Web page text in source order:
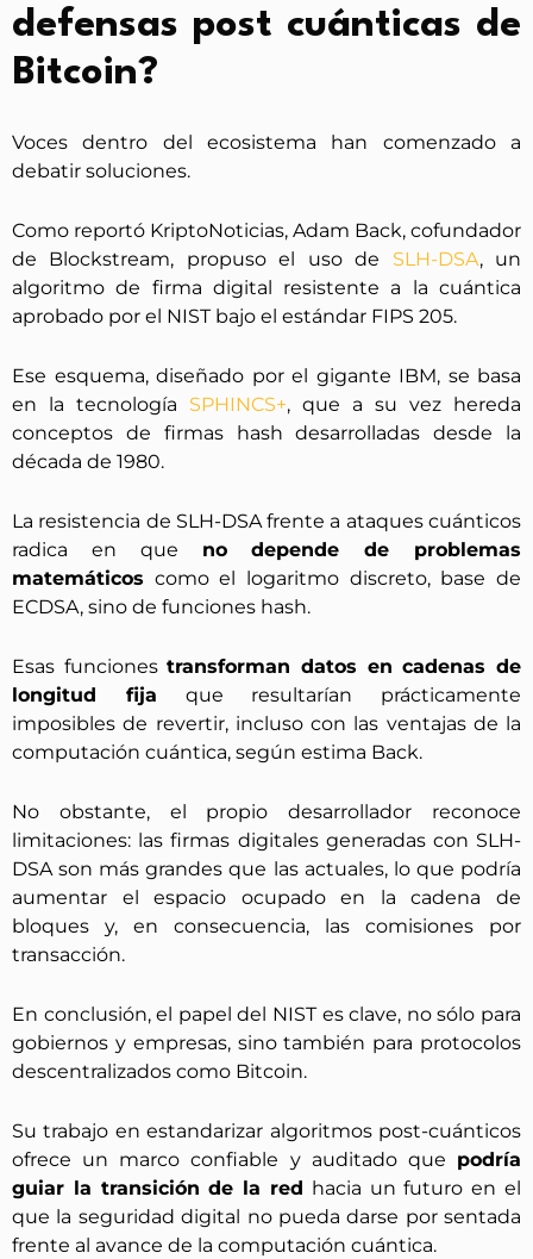
defensas post cuánticas de
Bitcoin?
Voces dentro del ecosistema han comenzado a
debatir soluciones.
Como reportó KriptoNoticias, Adam Back, cofundador
de Blockstream, propuso el uso de SLH-DSA, un
algoritmo de firma digital resistente a la cuántica
aprobado por el NIST bajo el estándar FIPS 205.
Ese esquema, diseñado por el gigante IBM, se basa
en la tecnología SPHINCS+, que a su vez hereda
conceptos de firmas hash desarrolladas desde la
década de 1980.
La resistencia de SLH-DSA frente a ataques cuánticos
radica en que no depende de problemas
matemáticos como el logaritmo discreto, base de
ECDSA, sino de funciones hash.
Esas funcionestransforman datos en cadenas de
longitud fija que resultarían prácticamente
imposibles de revertir, incluso con las ventajas de la
computación cuántica, según estima Back.
No obstante, el propio desarrollador reconoce
limitaciones: las firmas digitales generadas con SLH-
DSA son más grandes que las actuales, lo que podría
aumentar el espacio ocupado en la cadena de
bloques y, en consecuencia, las comisiones por
transacción.
En conclusión, el papel del NIST es clave, no sólo para
gobiernos y empresas, sino también para protocolos
descentralizados como Bitcoin.
Su trabajo en estandarizar algoritmos post-cuánticos
ofrece un marco confiable y auditado que podría
guiar la transición de la red hacia un futuro en el
que la seguridad digital no pueda darse por sentada
frente al avance de la computación cuántica.